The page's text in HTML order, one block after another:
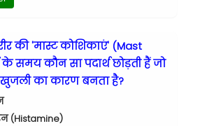
की 'मास्ट कोशिकाएं' (Mast
के समय कौन सा पदार्थ छोड़ती हैं जो
का कारण बनता है?
(Histamine)